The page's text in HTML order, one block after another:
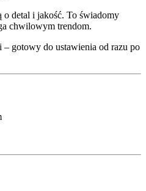
o detal i jakość. To świadomy
chwilowym trendom.
– gotowy do ustawienia od razu po